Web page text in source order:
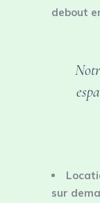
debout
sur